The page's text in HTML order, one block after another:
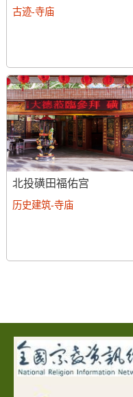
古迹-寺庙
北投磺田福佑宫
历史建筑-寺庙